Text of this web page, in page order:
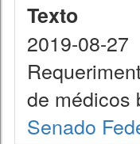
Texto
2019-08-27
de médicos
Senado